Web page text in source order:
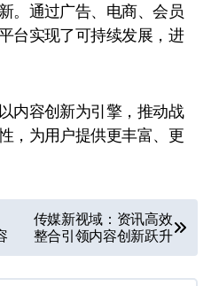
。通过广告、电商、会员
台实现了可持续发展，进
内容创新为引擎，推动战
，为用户提供更丰富、更
传媒新视域：资讯高效
整合引领内容创新跃升